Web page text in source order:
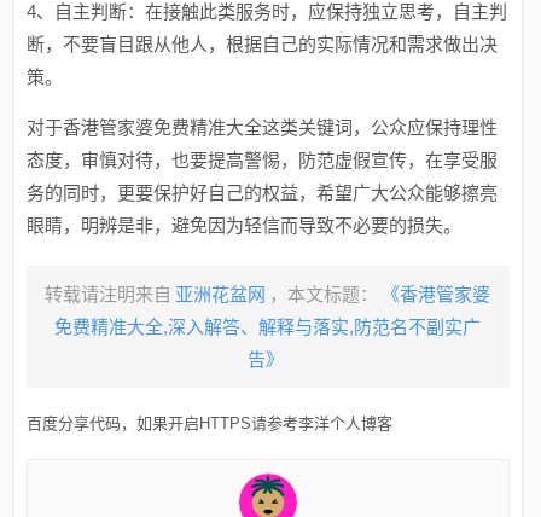
4、自主判断：在接触此类服务时，应保持独立思考，自主判
断，不要盲目跟从他人，根据自己的实际情况和需求做出决
策。
对于香港管家婆免费精准大全这类关键词，公众应保持理性
态度，审慎对待，也要提高警惕，防范虚假宣传，在享受服
务的同时，更要保护好自己的权益，希望广大公众能够擦亮
眼睛，明辨是非，避免因为轻信而导致不必要的损失。
转载请注明来自 亚洲花盆网 ，本文标题：
《香港管家婆
免费精准大全,深入解答、解释与落实,防范名不副实广
告》
百度分享代码，如果开启HTTPS请参考李洋个人博客